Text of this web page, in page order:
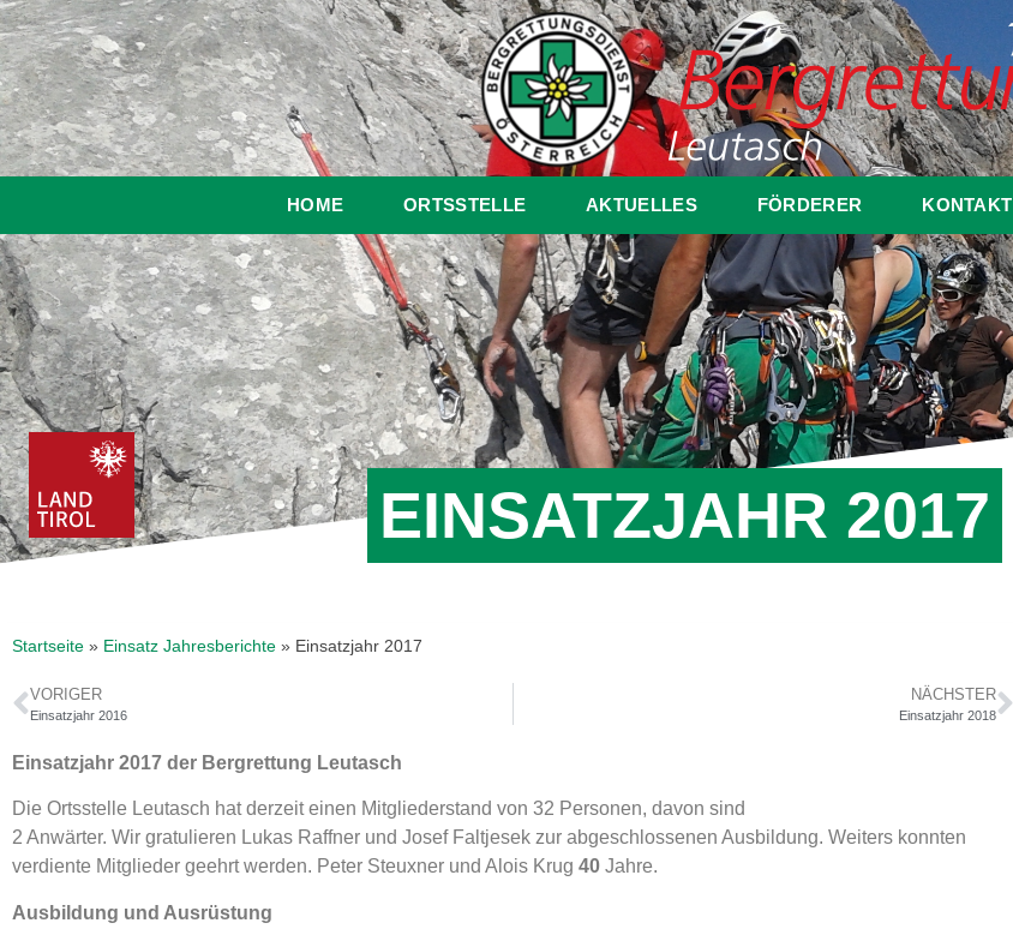
HOME ORTSSTELLE AKTUELLES FÖRDERER KONTAKT
EINSATZJAHR 2017
Startseite » Einsatz Jahresberichte » Einsatzjahr 2017
VORIGER
Einsatzjahr 2016
NÄCHSTER
Einsatzjahr 2018
Einsatzjahr 2017 der Bergrettung Leutasch
Die Ortsstelle Leutasch hat derzeit einen Mitgliederstand von 32 Personen, davon sind
2 Anwärter. Wir gratulieren Lukas Raffner und Josef Faltjesek zur abgeschlossenen Ausbildung. Weiters konnten
verdiente Mitglieder geehrt werden. Peter Steuxner und Alois Krug 40 Jahre.
Ausbildung und Ausrüstung